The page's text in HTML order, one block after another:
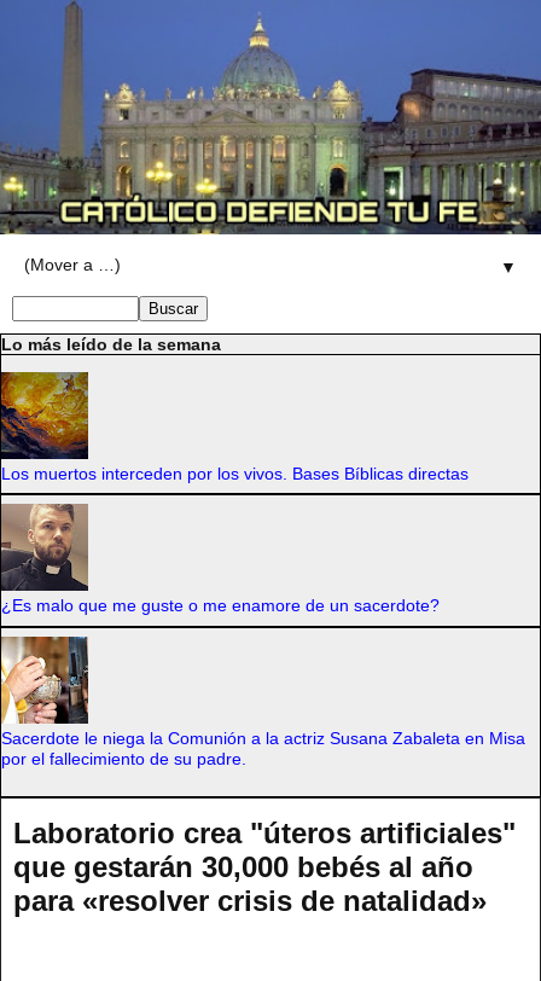
▼
Lo más leído de la semana
Los muertos interceden por los vivos. Bases Bíblicas directas
¿Es malo que me guste o me enamore de un sacerdote?
Sacerdote le niega la Comunión a la actriz Susana Zabaleta en Misa
por el fallecimiento de su padre.
Laboratorio crea "úteros artificiales"
que gestarán 30,000 bebés al año
para «resolver crisis de natalidad»